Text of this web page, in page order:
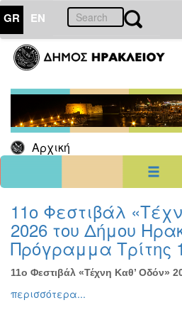
GR EN
Αρχική
27Σεπτέμβριος
2025
Τρι Τετ Πεμ Παρ Σαβ
1 2 3 4 5
6
7
14
15 16 17 18 19
20
27
ΗΜΕΡΟΛΟΓΙΟ
ΕΚΔΗΛΩΣΕΩΝ
Χριστούγεννα
-
Πρωτοχρονιά
11ο Φεστιβάλ
2026 του Δήμου
Πρόγραμμα Τρίτης
11ο Φεστιβάλ «Τέχνη Καθ’ Οδόν»
περισσότερα...